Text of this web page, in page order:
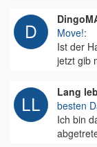
Move!:
Ist der
jetzt gib
Lang
besten
Ich bin